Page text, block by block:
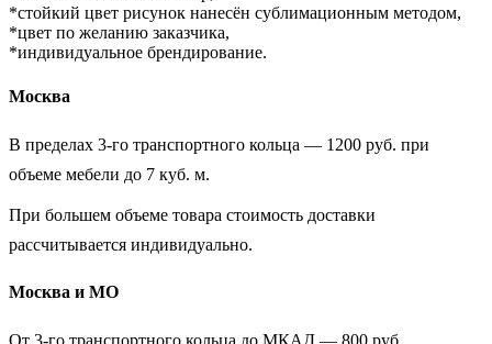
*стойкий цвет рисунок нанесён сублимационным методом,
*цвет по желанию заказчика,
*индивидуальное брендирование.
Москва
В пределах 3-го транспортного кольца — 1200 руб. при
объеме мебели до 7 куб. м.
При большем объеме товара стоимость доставки
рассчитывается индивидуально.
Москва и МО